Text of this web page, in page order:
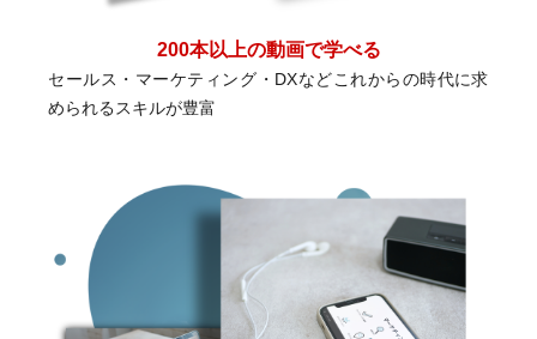
200本以上の動画で学べる
セールス・マーケティング・DXなどこれからの時代に求
められるスキルが豊富